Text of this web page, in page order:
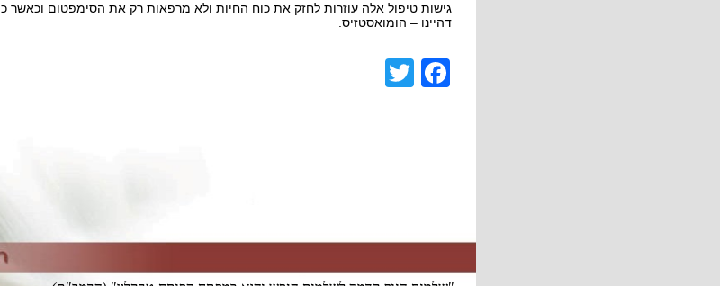
גישות טיפול אלה עוזרות לחזק את כוח החיות ולא מרפאות רק את הסימפטום וכאשר
דהיינו – הומואסטזיס.
Facebook